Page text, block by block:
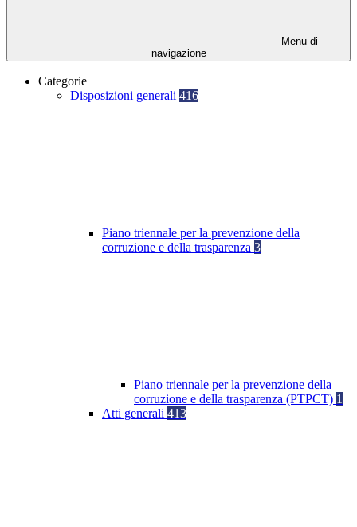
Menu di
navigazione
Categorie
Disposizioni generali 416
Piano triennale per la prevenzione della
corruzione e della trasparenza 3
Piano triennale per la prevenzione della
corruzione e della trasparenza (PTPCT) 1
Atti generali 413